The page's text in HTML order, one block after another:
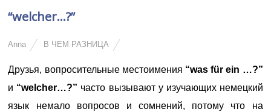
“welcher…?”
Anna В ЧЕМ РАЗНИЦА
Друзья, вопросительные местоимения “was für ein …?”
и “welcher…?” часто вызывают у изучающих немецкий
язык немало вопросов и сомнений, потому что на